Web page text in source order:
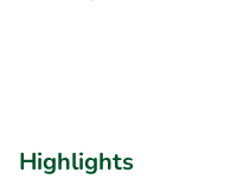
Highlights